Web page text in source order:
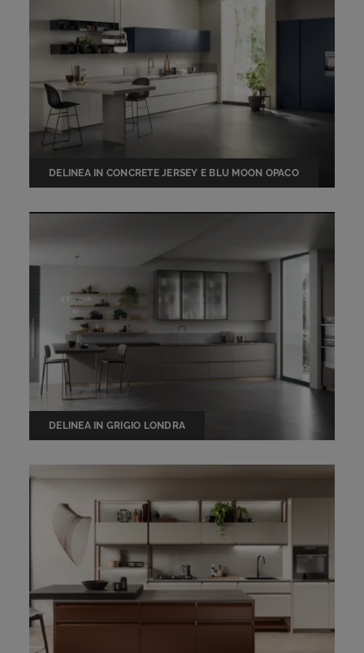
DELINEA IN CONCRETE JERSEY E BLU MOON OPACO
DELINEA IN GRIGIO LONDRA